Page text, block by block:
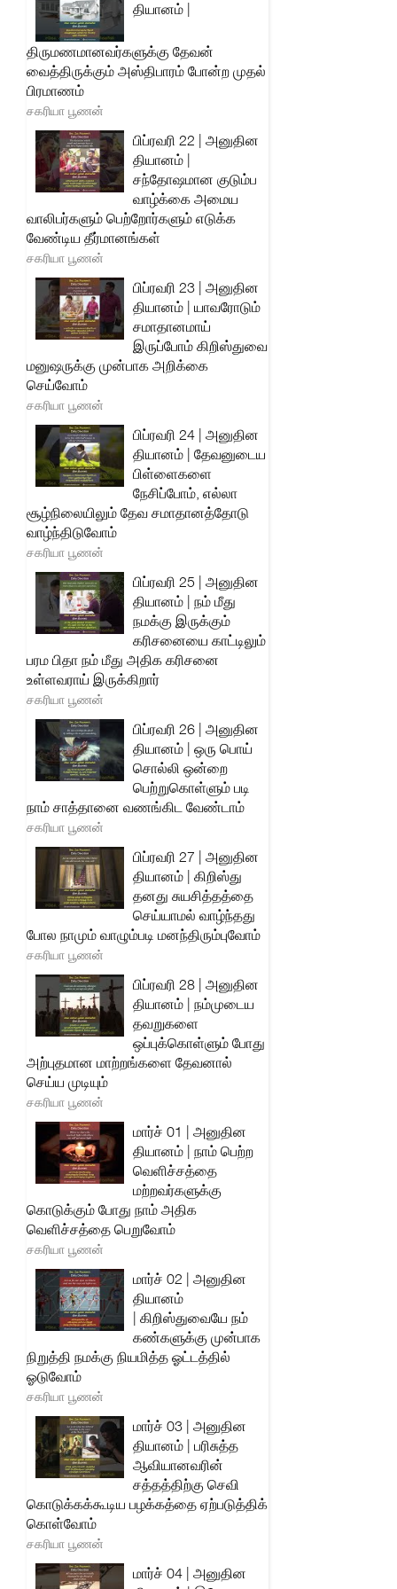
தியானம் |
திருமணமானவர்களுக்கு தேவன்
வைத்திருக்கும் அஸ்திபாரம் போன்ற முதல்
பிரமாணம்
சகரியா பூணன்
பிப்ரவரி 22 | அனுதின
தியானம் |
சந்தோஷமான குடும்ப
வாழ்க்கை அமைய
வாலிபர்களும் பெற்றோர்களும் எடுக்க
வேண்டிய தீர்மானங்கள்
சகரியா பூணன்
பிப்ரவரி 23 | அனுதின
தியானம் | யாவரோடும்
சமாதானமாய்
இருப்போம் கிறிஸ்துவை
மனுஷருக்கு முன்பாக அறிக்கை
செய்வோம்
சகரியா பூணன்
பிப்ரவரி 24 | அனுதின
தியானம் | தேவனுடைய
பிள்ளைகளை
நேசிப்போம், எல்லா
சூழ்நிலையிலும் தேவ சமாதானத்தோடு
வாழ்ந்திடுவோம்
சகரியா பூணன்
பிப்ரவரி 25 | அனுதின
தியானம் | நம் மீது
நமக்கு இருக்கும்
கரிசனையை காட்டிலும்
பரம பிதா நம் மீது அதிக கரிசனை
உள்ளவராய் இருக்கிறார்
சகரியா பூணன்
பிப்ரவரி 26 | அனுதின
தியானம் | ஒரு பொய்
சொல்லி ஒன்றை
பெற்றுகொள்ளும் படி
நாம் சாத்தானை வணங்கிட வேண்டாம்
சகரியா பூணன்
பிப்ரவரி 27 | அனுதின
தியானம் | கிறிஸ்து
தனது சுயசித்தத்தை
செய்யாமல் வாழ்ந்தது
போல நாமும் வாழும்படி மனந்திரும்புவோம்
சகரியா பூணன்
பிப்ரவரி 28 | அனுதின
தியானம் | நம்முடைய
தவறுகளை
ஒப்புக்கொள்ளும் போது
அற்புதமான மாற்றங்களை தேவனால்
செய்ய முடியும்
சகரியா பூணன்
மார்ச் 01 | அனுதின
தியானம் | நாம் பெற்ற
வெளிச்சத்தை
மற்றவர்களுக்கு
கொடுக்கும் போது நாம் அதிக
வெளிச்சத்தை பெறுவோம்
சகரியா பூணன்
மார்ச் 02 | அனுதின
தியானம்
| கிறிஸ்துவையே நம்
கண்களுக்கு முன்பாக
நிறுத்தி நமக்கு நியமித்த ஓட்டத்தில்
ஓடுவோம்
சகரியா பூணன்
மார்ச் 03 | அனுதின
தியானம் | பரிசுத்த
ஆவியானவரின்
சத்தத்திற்கு செவி
கொடுக்கக்கூடிய பழக்கத்தை ஏற்படுத்திக்
கொள்வோம்
சகரியா பூணன்
மார்ச் 04 | அனுதின